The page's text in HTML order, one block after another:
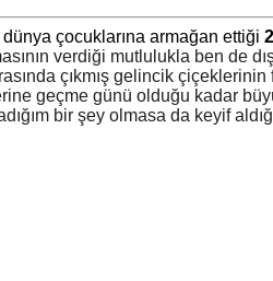
çocuklarına armağan ettiği
verdiği mutlulukla ben de
çıkmış gelincik çiçeklerinin
geçme günü olduğu kadar
bir şey olmasa da keyif